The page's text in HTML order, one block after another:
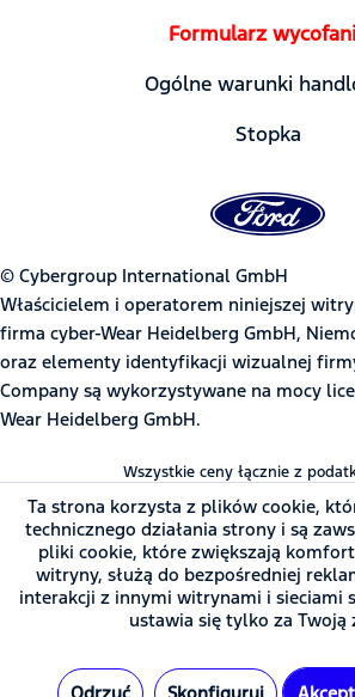
Formularz
Ogólne warunki
Stopka
© Cybergroup International GmbH
Właścicielem i operatorem niniejszej
firma cyber-Wear Heidelberg GmbH,
oraz elementy identyfikacji wizualnej
Company są wykorzystywane na mocy
Wear Heidelberg GmbH.
Wszystkie ceny łącznie z
Ta strona korzysta z plików cookie,
technicznego działania strony i są
pliki cookie, które zwiększają
witryny, służą do bezpośredniej
interakcji z innymi witrynami i sieciami
ustawia się tylko za Twoją